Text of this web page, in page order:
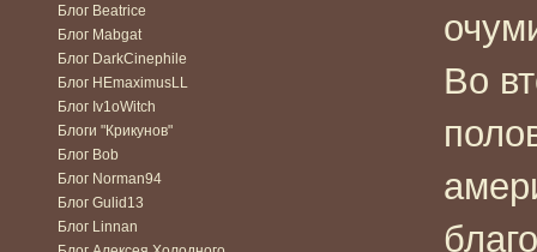
Блог Beatrice
Блог Mabgat
Блог DarkCinephile
Блог HEmaximusLL
Блог Iv1oWitch
Блоги "Крикунов"
Блог Bob
Блог Norman94
Блог Gulid13
Блог Linnan
Во